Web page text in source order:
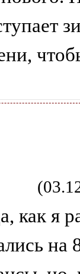
как я
на